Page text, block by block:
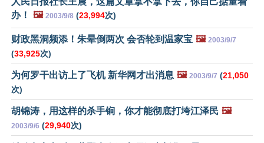
办！
🖼️ 2003/9/8 (23,994次)
财政黑洞频添！朱晕倒两次 会否轮到温家宝 🖼️ 2003/9/7
(33,925次)
为何罗干出访上了飞机 新华网才出消息 🖼️ 2003/9/7 (21,050
次)
胡锦涛，用这样的杀手锏，你才能彻底打垮江泽民 🖼️
2003/9/6 (29,940次)